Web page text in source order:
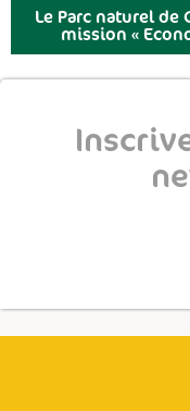
Le Parc naturel de
mission «